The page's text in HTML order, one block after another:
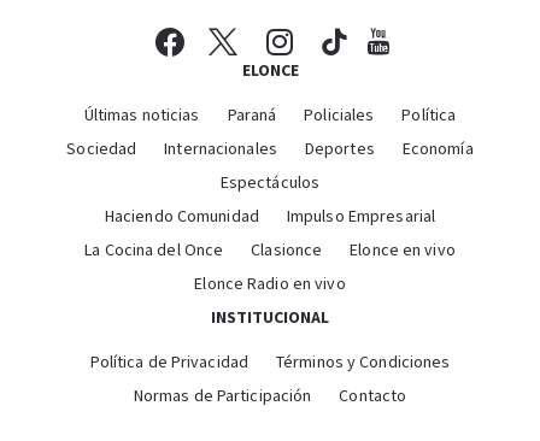
ELONCE
Últimas noticias Paraná Policiales
Política
Sociedad
Internacionales Deportes
Economía
Espectáculos
Haciendo Comunidad
Impulso Empresarial
La Cocina del Once
Clasionce
Elonce en vivo
Elonce Radio en vivo
INSTITUCIONAL
Política de Privacidad
Términos y Condiciones
Normas de Participación
Contacto